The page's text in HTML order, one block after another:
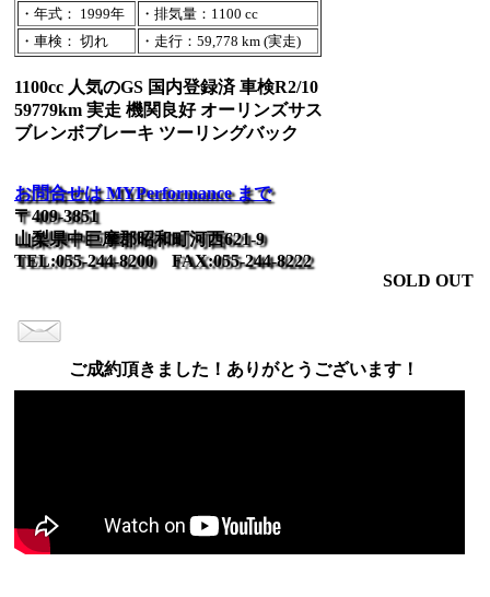
・年式： 1999年
・排気量：1100 cc
・車検： 切れ
・走行：59,778 km (実走)
1100cc 人気のGS 国内登録済 車検R2/10
59779km 実走 機関良好 オーリンズサス
ブレンボブレーキ ツーリングバック
お問合せは MYPerformance まで
〒409-3851
山梨県中巨摩郡昭和町河西621-9
TEL:055-244-8200 FAX:055-244-8222
SOLD OUT
ご成約頂きました！ありがとうございます！